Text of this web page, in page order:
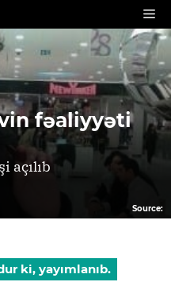
fəaliyyəti
açılıb
Source:
ki, yayımlanıb.